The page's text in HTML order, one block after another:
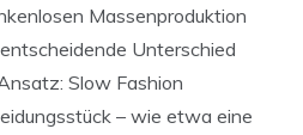
Massenproduktion
Unterschied
Slow Fashion
– wie etwa eine